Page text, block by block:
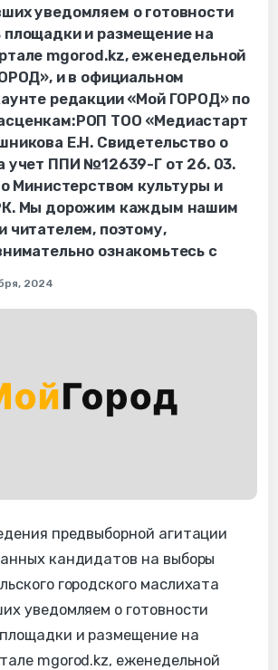
уведомляем о готовности
площадки и размещение на
mgorod.kz, еженедельной
и в официальном
редакции «Мой ГОРОД» по
ТОО «Медиастарт
Е.Н. Свидетельство о
учет ППИ №12639-Г от 26. 03.
Министерством культуры и
Мы дорожим каждым нашим
читателем, поэтому,
ознакомьтесь с
2024
предвыборной агитации
кандидатов на выборы
городского маслихата
уведомляем о готовности
и размещение на
mgorod.kz, еженедельной